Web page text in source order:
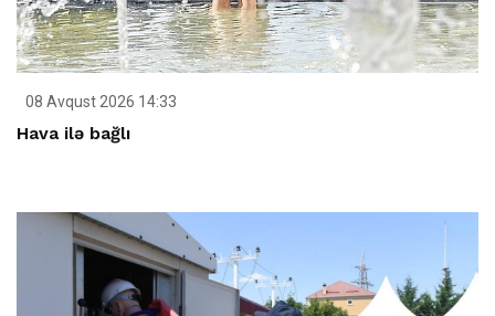
08 Avqust 2026 14:33
Hava ilə bağlı